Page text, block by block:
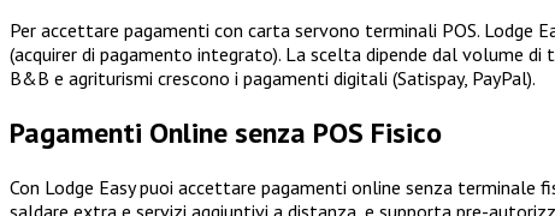
Per accettare pagamenti con carta servono terminali POS. Lodge
(acquirer di pagamento integrato). La scelta dipende dal volume
B&B e agriturismi crescono i pagamenti digitali (Satispay, PayPal).
Pagamenti Online senza POS Fisico
Con Lodge Easy puoi accettare pagamenti online senza terminale